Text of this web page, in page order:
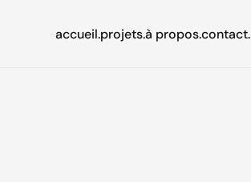
accueil.projets.à propos.contact.